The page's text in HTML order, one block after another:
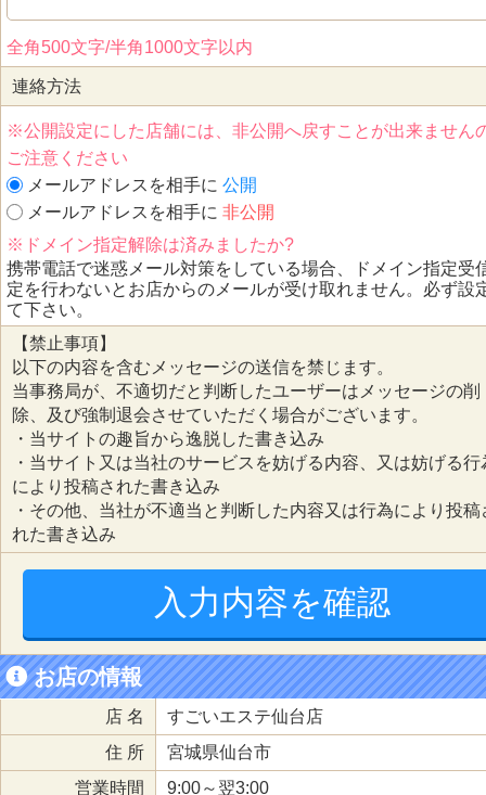
全角500文字/半角1000文字以内
連絡方法
※公開設定にした店舗には、非公開へ戻すことが出来ません
ご注意ください
メールアドレスを相手に 公開
メールアドレスを相手に 非公開
※ドメイン指定解除は済みましたか?
携帯電話で迷惑メール対策をしている場合、ドメイン指定受
定を行わないとお店からのメールが受け取れません。必ず設
て下さい。
【禁止事項】
以下の内容を含むメッセージの送信を禁じます。
当事務局が、不適切だと判断したユーザーはメッセージの削
除、及び強制退会させていただく場合がございます。
・当サイトの趣旨から逸脱した書き込み
・当サイト又は当社のサービスを妨げる内容、又は妨げる行
により投稿された書き込み
・その他、当社が不適当と判断した内容又は行為により投稿
れた書き込み
入力内容を確認
お店の情報
店 名
すごいエステ仙台店
住 所
宮城県仙台市
営業時間
9:00～翌3:00